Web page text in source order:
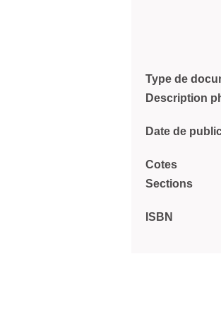
Type de
Description
Date de
Cotes
Sections
ISBN